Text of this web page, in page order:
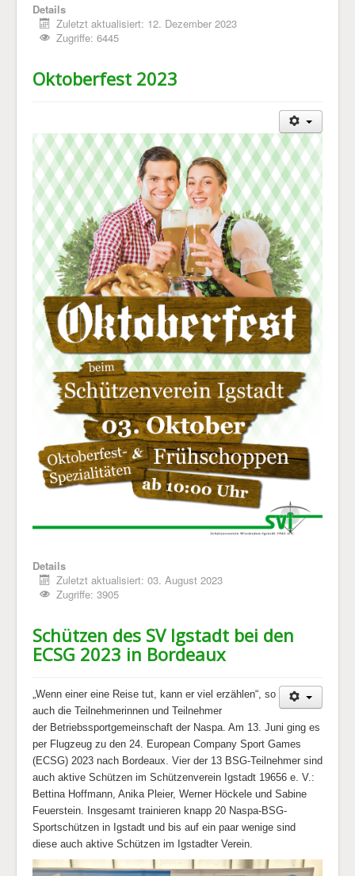
Details
Zuletzt aktualisiert: 12. Dezember 2023
Zugriffe: 6445
Oktoberfest 2023
Details
Zuletzt aktualisiert: 03. August 2023
Zugriffe: 3905
Schützen des SV Igstadt bei den
ECSG 2023 in Bordeaux
„Wenn einer eine Reise tut, kann er viel erzählen“, so
auch die Teilnehmerinnen und Teilnehmer
der Betriebssportgemeinschaft der Naspa. Am 13. Juni ging es
per Flugzeug zu den 24. European Company Sport Games
(ECSG) 2023 nach Bordeaux. Vier der 13 BSG-Teilnehmer sind
auch aktive Schützen im Schützenverein Igstadt 19656 e. V.:
Bettina Hoffmann, Anika Pleier, Werner Höckele und Sabine
Feuerstein. Insgesamt trainieren knapp 20 Naspa-BSG-
Sportschützen in Igstadt und bis auf ein paar wenige sind
diese auch aktive Schützen im Igstadter Verein.